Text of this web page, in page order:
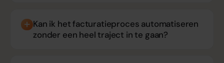
Kan ik het facturatieproces automatiseren
zonder een heel traject in te gaan?